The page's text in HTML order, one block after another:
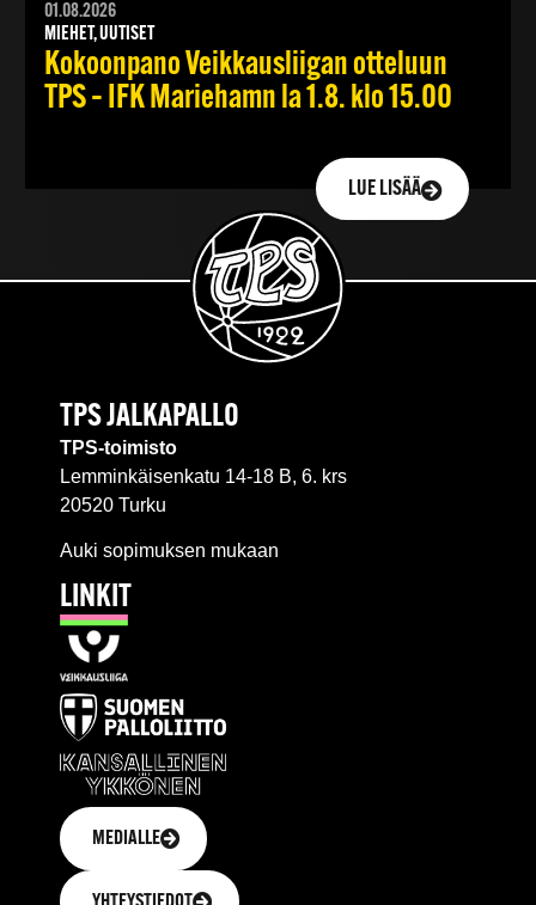
01.08.2026
MIEHET, UUTISET
Kokoonpano Veikkausliigan otteluun
TPS – IFK Mariehamn la 1.8. klo 15.00
LUE LISÄÄ
TPS JALKAPALLO
TPS-toimisto
Lemminkäisenkatu 14-18 B, 6. krs
20520 Turku
Auki sopimuksen mukaan
LINKIT
MEDIALLE